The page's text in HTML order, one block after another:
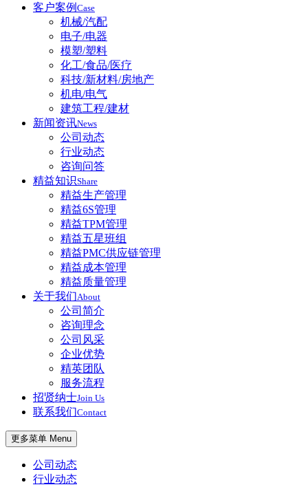
客户案例 Case
机械/汽配
电子/电器
模塑/塑料
化工/食品/医疗
科技/新材料/房地产
机电/电气
建筑工程/建材
新闻资讯News
公司动态
行业动态
咨询问答
精益知识Share
精益生产管理
精益6S管理
精益TPM管理
精益五星班组
精益PMC供应链管理
精益成本管理
精益质量管理
关于我们About
公司简介
咨询理念
公司风采
企业优势
精英团队
服务流程
招贤纳士Join Us
联系我们Contact
更多菜单 Menu
公司动态
行业动态